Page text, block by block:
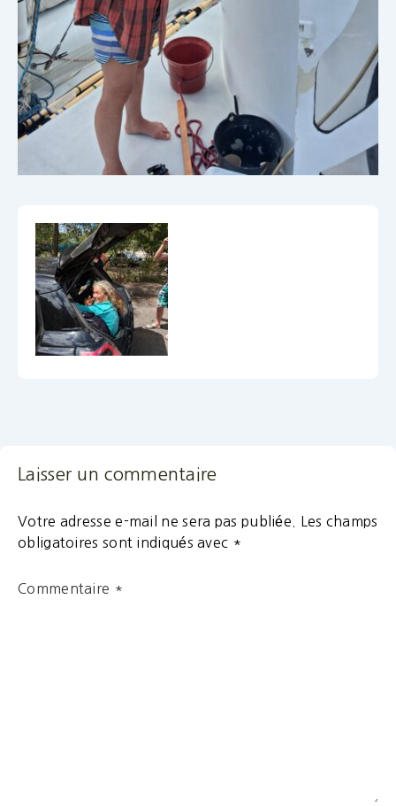
Laisser un commentaire
Votre adresse e-mail ne sera pas publiée.
Les champs
obligatoires sont indiqués avec *
Commentaire *